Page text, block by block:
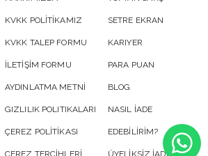
KVKK POLİTİKAMIZ
KVKK TALEP FORMU
İLETİŞİM FORMU
AYDINLATMA METNİ
GIZLILIK POLITIKALARI
ÇEREZ POLİTİKASI
SETRE EKRAN
KARIYER
PARA PUAN
BLOG
NASIL İADE
EDEBİLİRİM?